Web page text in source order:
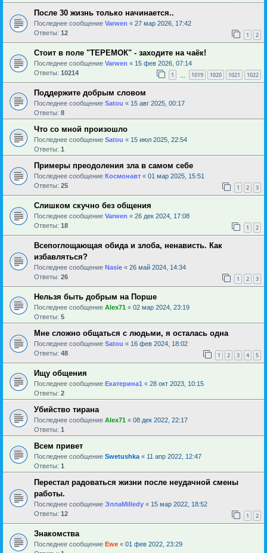
После 30 жизнь только начинается..
Последнее сообщение Varwen « 27 мар 2026, 17:42
Ответы: 12 1 2
Стоит в поле "ТЕРЕМОК" - заходите на чаёк!
Последнее сообщение Varwen « 15 фев 2026, 07:14
Ответы: 10214 1 1019 1020 1021 1022
Поддержите добрым словом
Последнее сообщение Satou « 15 авг 2025, 00:17
Ответы: 8
Что со мной произошло
Последнее сообщение Satou « 15 июл 2025, 22:54
Ответы: 1
Примеры преодоления зла в самом себе
Последнее сообщение Космонавт « 01 мар 2025, 15:51
Ответы: 25 1 2 3
Слишком скучно без общения
Последнее сообщение Varwen « 26 дек 2024, 17:08
Ответы: 18 1 2
Всепоглощающая обида и злоба, ненависть. Как
избавляться?
Последнее сообщение Nasie « 26 май 2024, 14:34
Ответы: 26 1 2 3
Нельзя быть добрым на Порше
Последнее сообщение Alex71 « 02 мар 2024, 23:19
Ответы: 5
Мне сложно общаться с людьми, я осталась одна
Последнее сообщение Satou « 16 фев 2024, 18:02
Ответы: 48 1 2 3 4 5
Ищу общения
Последнее сообщение Екатерина1 « 28 окт 2023, 10:15
Ответы: 2
Убийство тирана
Последнее сообщение Alex71 « 08 дек 2022, 22:17
Ответы: 1
Всем привет
Последнее сообщение Swetushka « 11 апр 2022, 12:47
Ответы: 1
Перестал радоваться жизни после неудачной смены
работы.
Последнее сообщение ЭллаMilledy « 15 мар 2022, 18:52
Ответы: 12 1 2
Знакомства
Последнее сообщение Ewe « 01 фев 2022, 23:29